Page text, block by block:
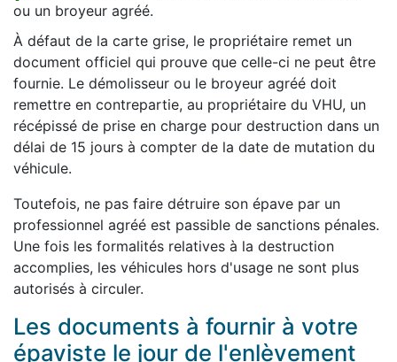
ou un broyeur agréé.
À défaut de la carte grise, le propriétaire remet un
document officiel qui prouve que celle-ci ne peut être
fournie. Le démolisseur ou le broyeur agréé doit
remettre en contrepartie, au propriétaire du VHU, un
récépissé de prise en charge pour destruction dans un
délai de 15 jours à compter de la date de mutation du
véhicule.
Toutefois, ne pas faire détruire son épave par un
professionnel agréé est passible de sanctions pénales.
Une fois les formalités relatives à la destruction
accomplies, les véhicules hors d'usage ne sont plus
autorisés à circuler.
Les documents à fournir à votre
épaviste le jour de l'enlèvement